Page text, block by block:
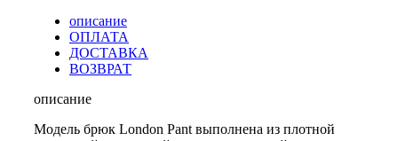
описание
ОПЛАТА
ДОСТАВКА
ВОЗВРАТ
описание
Модель брюк London Pant выполнена из плотной